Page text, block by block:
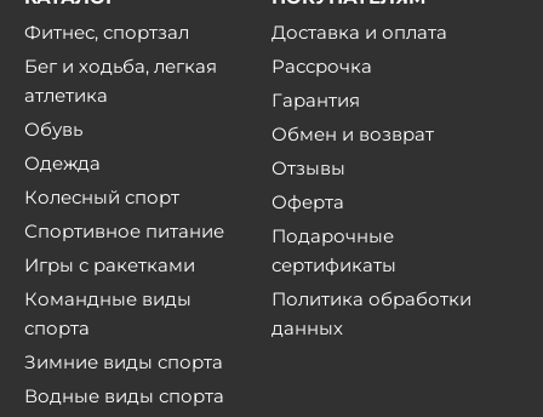
Фитнес, спортзал
Бег и ходьба, легкая
атлетика
Обувь
Одежда
Колесный спорт
Спортивное питание
Игры с ракетками
Командные виды
спорта
Зимние виды спорта
Водные виды спорта
Доставка и оплата
Рассрочка
Гарантия
Обмен и возврат
Отзывы
Оферта
Подарочные
сертификаты
Политика обработки
данных